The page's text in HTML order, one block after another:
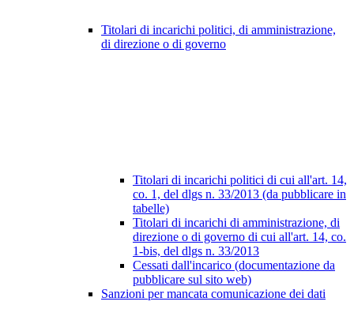
Titolari di incarichi politici, di amministrazione,
di direzione o di governo
Titolari di incarichi politici di cui all'art. 14,
co. 1, del dlgs n. 33/2013 (da pubblicare in
tabelle)
Titolari di incarichi di amministrazione, di
direzione o di governo di cui all'art. 14, co.
1-bis, del dlgs n. 33/2013
Cessati dall'incarico (documentazione da
pubblicare sul sito web)
Sanzioni per mancata comunicazione dei dati